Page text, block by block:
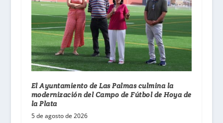
El Ayuntamiento de Las Palmas culmina la
modernización del Campo de Fútbol de Hoya de
la Plata
5 de agosto de 2026